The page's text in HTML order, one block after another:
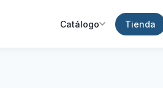
Catálogo Tienda